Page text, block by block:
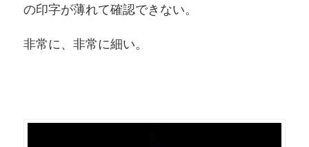
の印字が薄れて確認できない。
非常に、非常に細い。